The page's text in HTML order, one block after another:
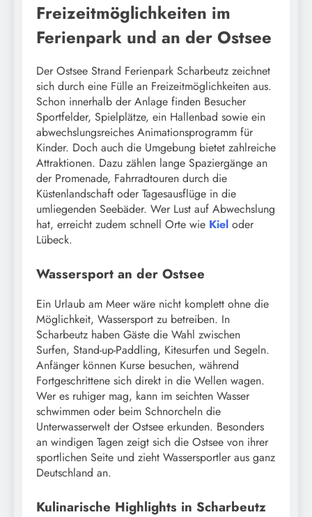
Freizeitmöglichkeiten im
Ferienpark und an der Ostsee
Der Ostsee Strand Ferienpark Scharbeutz zeichnet
sich durch eine Fülle an Freizeitmöglichkeiten aus.
Schon innerhalb der Anlage finden Besucher
Sportfelder, Spielplätze, ein Hallenbad sowie ein
abwechslungsreiches Animationsprogramm für
Kinder. Doch auch die Umgebung bietet zahlreiche
Attraktionen. Dazu zählen lange Spaziergänge an
der Promenade, Fahrradtouren durch die
Küstenlandschaft oder Tagesausflüge in die
umliegenden Seebäder. Wer Lust auf Abwechslung
hat, erreicht zudem schnell Orte wie Kiel oder
Lübeck.
Wassersport an der Ostsee
Ein Urlaub am Meer wäre nicht komplett ohne die
Möglichkeit, Wassersport zu betreiben. In
Scharbeutz haben Gäste die Wahl zwischen
Surfen, Stand-up-Paddling, Kitesurfen und Segeln.
Anfänger können Kurse besuchen, während
Fortgeschrittene sich direkt in die Wellen wagen.
Wer es ruhiger mag, kann im seichten Wasser
schwimmen oder beim Schnorcheln die
Unterwasserwelt der Ostsee erkunden. Besonders
an windigen Tagen zeigt sich die Ostsee von ihrer
sportlichen Seite und zieht Wassersportler aus ganz
Deutschland an.
Kulinarische Highlights in Scharbeutz